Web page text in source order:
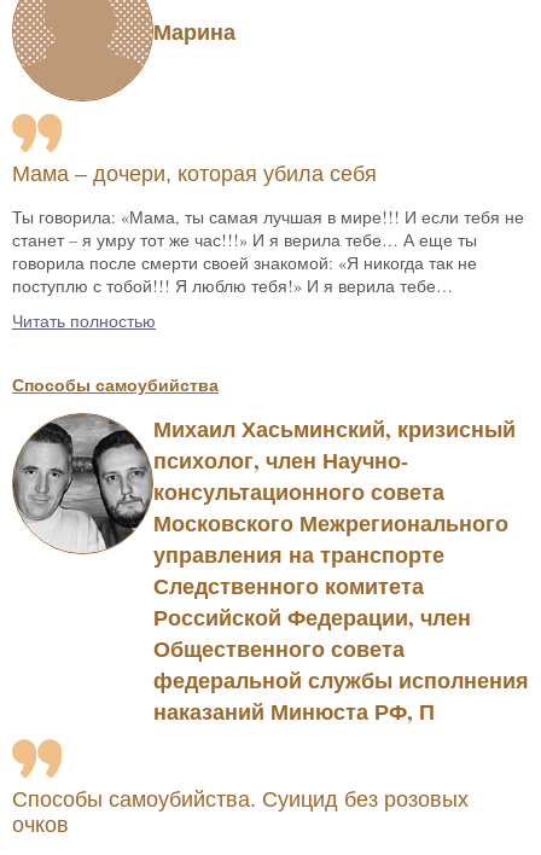
Марина
Мама – дочери, которая убила себя
Ты говорила: «Мама, ты самая лучшая в мире!!! И если тебя не
станет – я умру тот же час!!!» И я верила тебе… А еще ты
говорила после смерти своей знакомой: «Я никогда так не
поступлю с тобой!!! Я люблю тебя!» И я верила тебе…
Читать полностью
Способы самоубийства
Михаил Хасьминский, кризисный
психолог, член Научно-
консультационного совета
Московского Межрегионального
управления на транспорте
Следственного комитета
Российской Федерации, член
Общественного совета
федеральной службы исполнения
наказаний Минюста РФ, П
Способы самоубийства. Суицид без розовых
очков